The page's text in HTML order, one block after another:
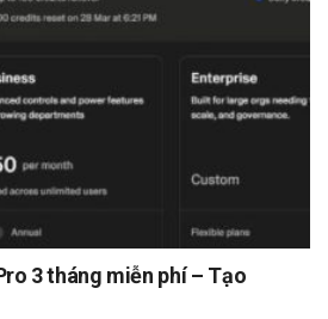
3 tháng miễn phí – Tạo